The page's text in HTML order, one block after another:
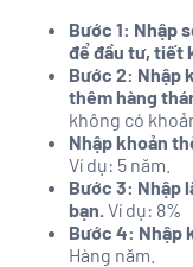
Bước 1: Nhập
để đầu tư, tiết
Bước 2: Nhập
thêm hàng
không có
Nhập khoản
Ví dụ: 5 năm.
Bước 3: Nhập
bạn. Ví dụ: 8%
Bước 4: Nhập
Hàng năm.